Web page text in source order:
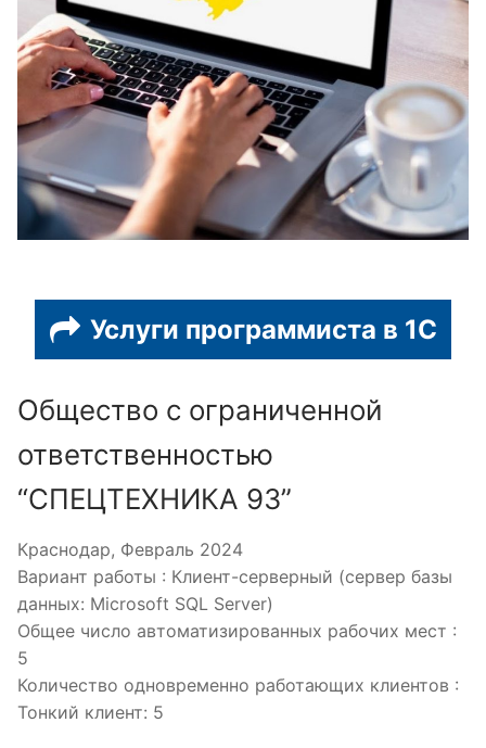
Услуги программиста в 1С
Общество с ограниченной
ответственностью
“СПЕЦТЕХНИКА 93”
Краснодар, Февраль 2024
Вариант работы : Клиент-серверный (сервер базы
данных: Microsoft SQL Server)
Общее число автоматизированных рабочих мест :
5
Количество одновременно работающих клиентов :
Тонкий клиент: 5